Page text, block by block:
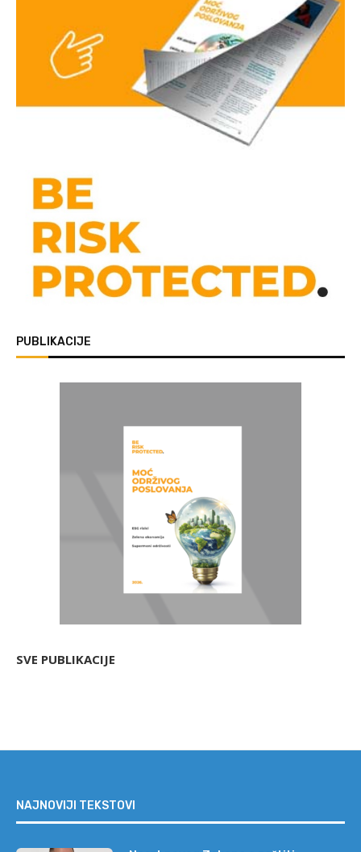
PUBLIKACIJE
SVE PUBLIKACIJE
NAJNOVIJI TEKSTOVI